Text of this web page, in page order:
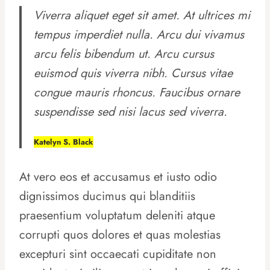
Viverra aliquet eget sit amet. At ultrices mi
tempus imperdiet nulla. Arcu dui vivamus
arcu felis bibendum ut. Arcu cursus
euismod quis viverra nibh. Cursus vitae
congue mauris rhoncus. Faucibus ornare
suspendisse sed nisi lacus sed viverra.
Katelyn S. Black
At vero eos et accusamus et iusto odio
dignissimos ducimus qui blanditiis
praesentium voluptatum deleniti atque
corrupti quos dolores et quas molestias
excepturi sint occaecati cupiditate non